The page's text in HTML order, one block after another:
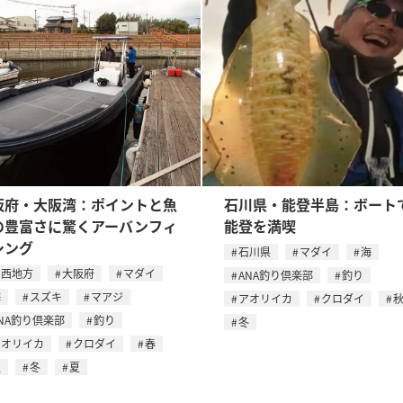
・大阪湾：ポイントと魚
富さに驚くアーバンフィ
グ
地方 大阪府
マダイ
スズキ
マアジ
釣り倶楽部
釣り
リイカ
クロダイ
春
冬 夏
石川県・能登半島：ボート
能登を満喫
石川県 マダイ
海
ANA釣り倶楽部
釣り
アオリイカ
クロダイ
秋
冬